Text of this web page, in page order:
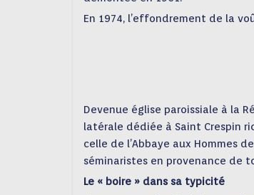
En 1974, l’effondrement de la
Devenue église paroissiale à la
latérale dédiée à Saint Crespin
celle de l’Abbaye aux Hommes
séminaristes en provenance de
Le « boire » dans sa typicité